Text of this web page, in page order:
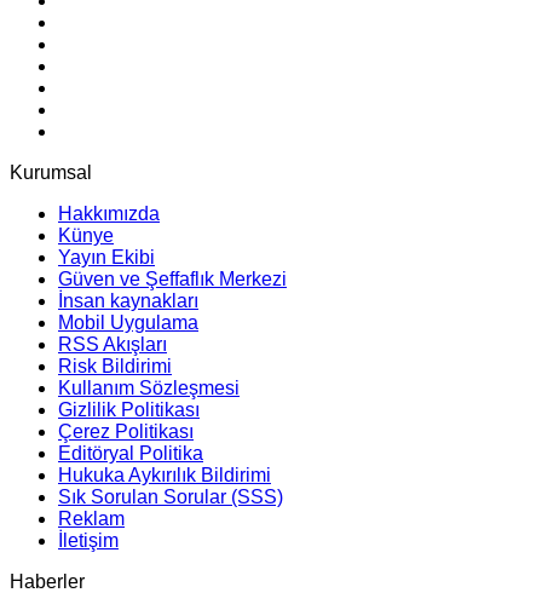
Kurumsal
Hakkımızda
Künye
Yayın Ekibi
Güven ve Şeffaflık Merkezi
İnsan kaynakları
Mobil Uygulama
RSS Akışları
Risk Bildirimi
Kullanım Sözleşmesi
Gizlilik Politikası
Çerez Politikası
Editöryal Politika
Hukuka Aykırılık Bildirimi
Sık Sorulan Sorular (SSS)
Reklam
İletişim
Haberler